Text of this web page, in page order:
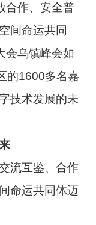
作、安全普
间命运共同
会乌镇峰会如
的1600多名嘉
技术发展的未
流互鉴、合作
命运共同体迈